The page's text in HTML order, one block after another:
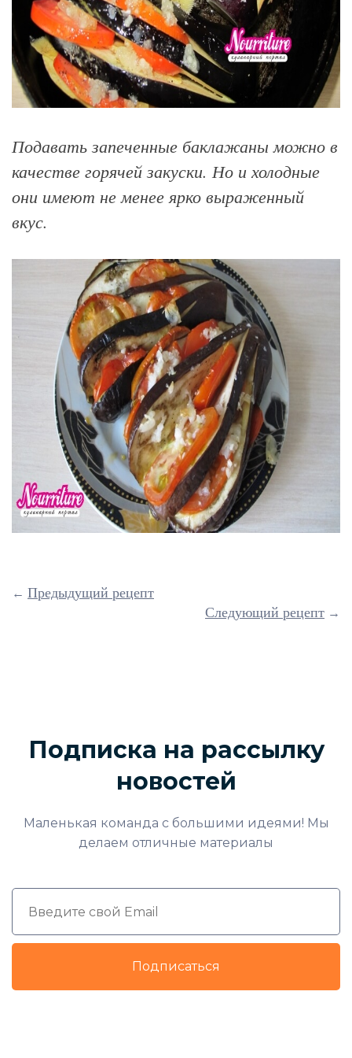
Подавать запеченные баклажаны можно в
качестве горячей закуски. Но и холодные
они имеют не менее ярко выраженный
вкус.
← Предыдущий рецепт
Следующий рецепт →
Подписка на рассылку
новостей
Маленькая команда с большими идеями! Мы
делаем отличные материалы
Подписаться